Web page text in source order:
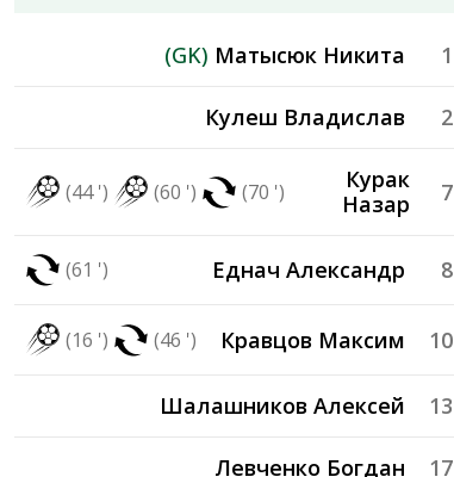
(GK) Матысюк Никита 1
Кулеш Владислав 2
(44 ') (60 ') (70 ')
Курак
Назар
7
(61 ') Еднач Александр 8
(16 ') (46 ') Кравцов Максим 10
Шалашников Алексей 13
Левченко Богдан 17